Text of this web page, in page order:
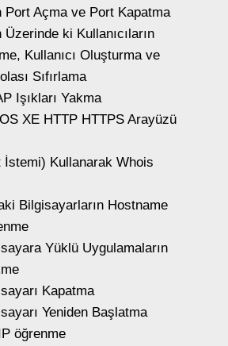
Port Açma ve Port Kapatma
ki Kullanıcıların
Kullanıcı Oluşturma ve
Sıfırlama
Işıkları Yakma
XE HTTP HTTPS Arayüzü
İstemi) Kullanarak Whois
Bilgisayarların Hostname
Yüklü Uygulamaların
Kapatma
Yeniden Başlatma
öğrenme